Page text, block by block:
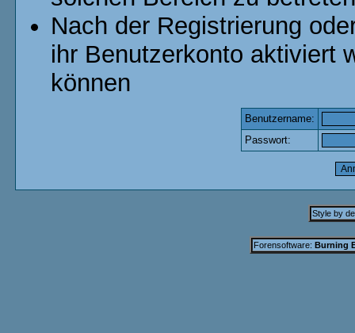
Nach der Registrierung
ihr Benutzerkonto aktiviert
können
Benutzername:
Passwort:
Style by
Forensoftware: Burning